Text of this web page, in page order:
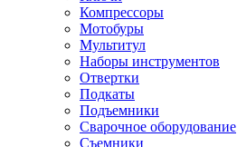
Компрессоры
Мотобуры
Мультитул
Наборы инструментов
Отвертки
Подкаты
Подъемники
Сварочное оборудование
Съемники